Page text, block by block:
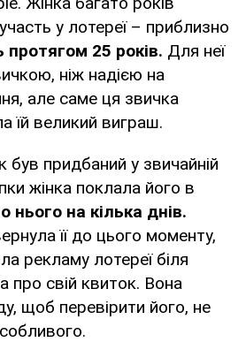
у лотереї – приблизно
протягом 25 років. Для неї
ніж надією на
але саме ця звичка
їй великий виграш.
був придбаний у звичайній
жінка поклала його в
нього на кілька днів.
її до цього моменту,
рекламу лотереї біля
про свій квиток. Вона
щоб перевірити його, не